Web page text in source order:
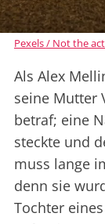
Pexels / Not the
Als Alex
seine Mutter
betraf; eine
steckte und
muss lange
denn sie
Tochter